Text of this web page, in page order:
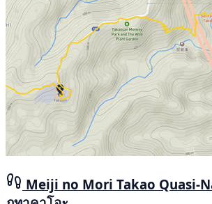
Meiji no Mori Takao Quasi-